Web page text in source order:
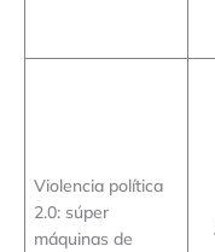
Violencia política
2.0: súper
máquinas de